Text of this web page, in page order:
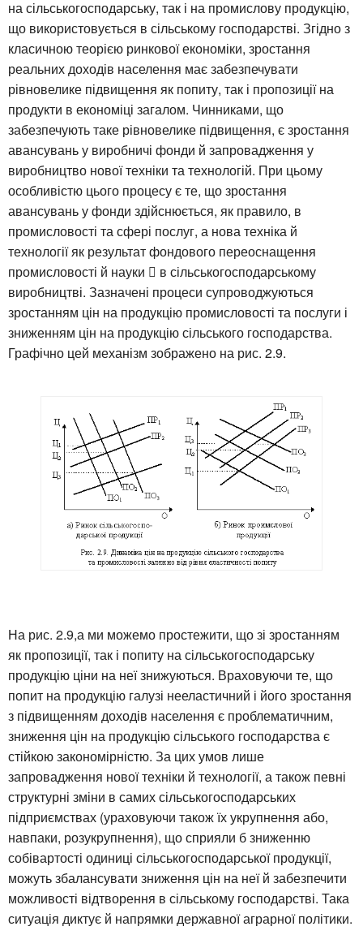
на сільськогосподарську, так і на промислову продукцію,
що використовується в сільському господарстві. Згідно з
класичною теорією ринкової економіки, зростання
реальних доходів населення має забезпечувати
рівновелике підвищення як попиту, так і пропозиції на
продукти в економіці загалом. Чинниками, що
забезпечують таке рівновелике підвищення, є зростання
авансувань у виробничі фонди й запровадження у
виробництво нової техніки та технологій. При цьому
особливістю цього процесу є те, що зростання
авансувань у фонди здійснюється, як правило, в
промисловості та сфері послуг, а нова техніка й
технології як результат фондового переоснащення
промисловості й науки  в сільськогосподарському
виробництві. Зазначені процеси супроводжуються
зростанням цін на продукцію промисловості та послуги і
зниженням цін на продукцію сільського господарства.
Графічно цей механізм зображено на рис. 2.9.
На рис. 2.9,а ми можемо простежити, що зі зростанням
як пропозиції, так і попиту на сільськогосподарську
продукцію ціни на неї знижуються. Враховуючи те, що
попит на продукцію галузі нееластичний і його зростання
з підвищенням доходів населення є проблематичним,
зниження цін на продукцію сільського господарства є
стійкою закономірністю. За цих умов лише
запровадження нової техніки й технології, а також певні
структурні зміни в самих сільськогосподарських
підприємствах (ураховуючи також їх укрупнення або,
навпаки, розукрупнення), що сприяли б зниженню
собівартості одиниці сільськогосподарської продукції,
можуть збалансувати зниження цін на неї й забезпечити
можливості відтворення в сільському господарстві. Така
ситуація диктує й напрямки державної аграрної політики.